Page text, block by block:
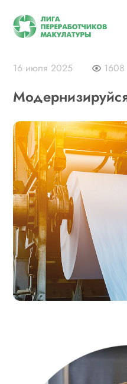
16 июля 2025 1608